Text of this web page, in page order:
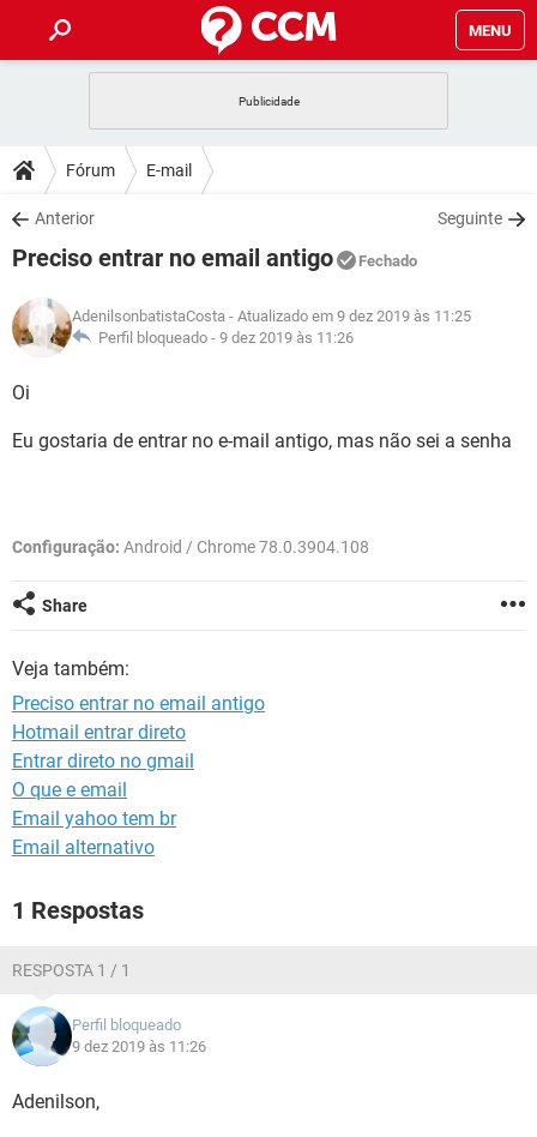
MENU
CELULAR
OUTLOOK
INSTAGRAM GMAIL
GUIA DE COMPRAS
DICAS
JOGOS
INSTAGRAM GMAIL
DOWNLOADS
JOGOS WHATSAPP
CELULAR
OUTLOOK EXCEL
INSTAGRAM
JOGOS WHATSAPP
OUTLOOK
INSTAGRAM GMAIL
GLOSSÁRIO
JOGOS
GUIA DE COMPRAS
Fórum E-mail
Anterior Seguinte
Preciso entrar no email antigo Fechado
AdenilsonbatistaCosta - Atualizado em 9 dez 2019 às 11:25
Perfil bloqueado - 9 dez 2019 às 11:26
Oi
Eu gostaria de entrar no e-mail antigo, mas não sei a senha
Configuração: Android / Chrome 78.0.3904.108
Share
Veja também:
Preciso entrar no email antigo
Hotmail entrar direto
Entrar direto no gmail
O que e email
Email yahoo tem br
Email alternativo
1 Respostas
RESPOSTA 1 / 1
Perfil bloqueado
9 dez 2019 às 11:26
Adenilson,